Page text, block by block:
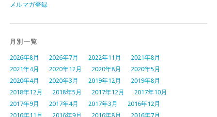
メルマガ登録
月別一覧
2026年8月 2026年7月 2022年11月
2021年8月
2021年4月
2020年12月 2020年8月
2020年5月
2020年4月
2020年3月 2019年12月
2019年8月
2018年12月
2018年5月 2017年12月
2017年10月
2017年9月
2017年4月 2017年3月
2016年12月
2016年11月
2016年9月 2016年8月
2016年7月